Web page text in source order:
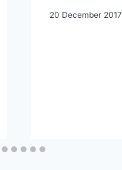
20 December 2017